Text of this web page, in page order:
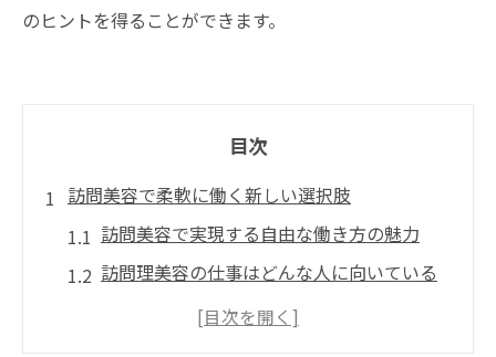
のヒントを得ることができます。
目次
訪問美容で柔軟に働く新しい選択肢
訪問美容で実現する自由な働き方の魅力
訪問理美容の仕事はどんな人に向いている